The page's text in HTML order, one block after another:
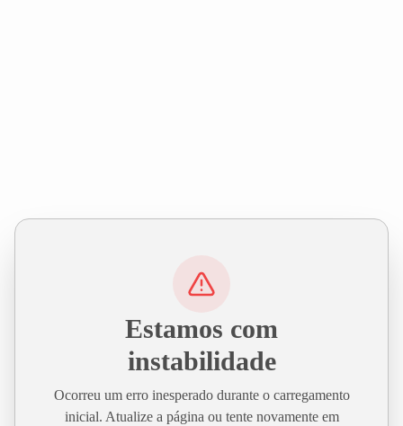
Estamos com
instabilidade
Ocorreu um erro inesperado durante o carregamento
inicial. Atualize a página ou tente novamente em